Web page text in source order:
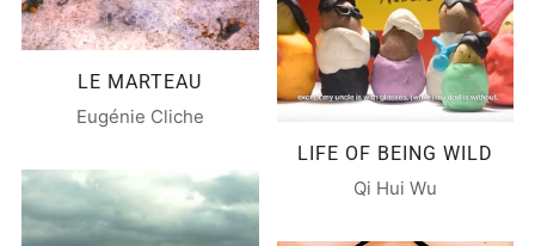
LE MARTEAU
Eugénie Cliche
LIFE OF BEING WILD
Qi Hui Wu